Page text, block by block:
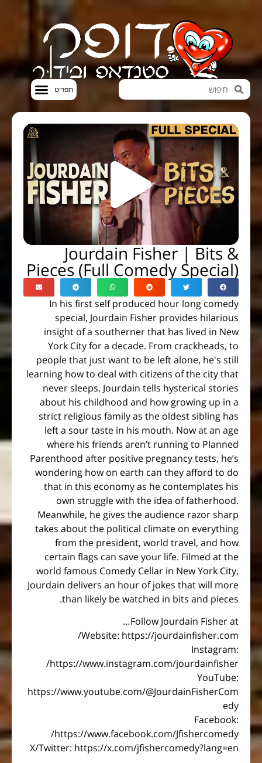
Jourdain Fisher | Bits &
Pieces (Full Comedy Special)
In his first self produced hour long comedy
special, Jourdain Fisher provides hilarious
insight of a southerner that has lived in New
York City for a decade. From crackheads, to
people that just want to be left alone, he's still
learning how to deal with citizens of the city that
never sleeps. Jourdain tells hysterical stories
about his childhood and how growing up in a
strict religious family as the oldest sibling has
left a sour taste in his mouth. Now at an age
where his friends aren’t running to Planned
Parenthood after positive pregnancy tests, he’s
wondering how on earth can they afford to do
that in this economy as he contemplates his
own struggle with the idea of fatherhood.
Meanwhile, he gives the audience razor sharp
takes about the political climate on everything
from the president, world travel, and how
certain flags can save your life. Filmed at the
world famous Comedy Cellar in New York City,
Jourdain delivers an hour of jokes that will more
than likely be watched in bits and pieces.
Follow Jourdain Fisher at…
Website: https://jourdainfisher.com/
Instagram:
https://www.instagram.com/jourdainfisher/
YouTube:
https://www.youtube.com/@JourdainFisherCom
edy
Facebook:
https://www.facebook.com/Jfishercomedy/
X/Twitter: https://x.com/jfishercomedy?lang=en